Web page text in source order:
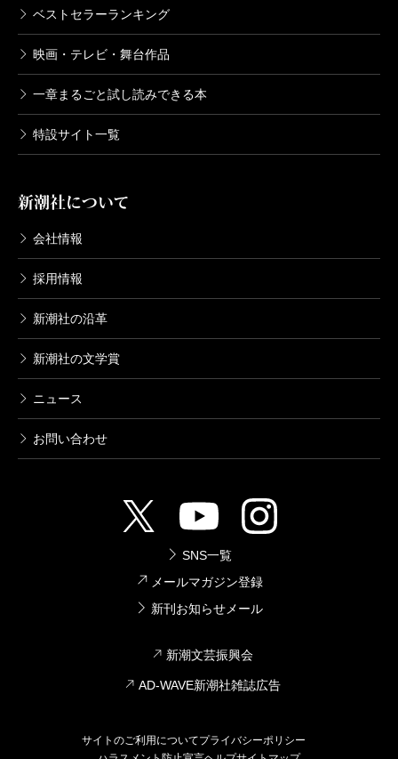
ベストセラーランキング
映画・テレビ・舞台作品
一章まるごと試し読みできる本
特設サイト一覧
新潮社について
会社情報
採用情報
新潮社の沿革
新潮社の文学賞
ニュース
お問い合わせ
SNS一覧
メールマガジン登録
新刊お知らせメール
新潮文芸振興会
AD-WAVE新潮社雑誌広告
サイトのご利用についてプライバシーポリシー